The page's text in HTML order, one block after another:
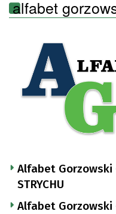
alfabet
Alfabet Gorzowski
STRYCHU
Alfabet Gorzowski –